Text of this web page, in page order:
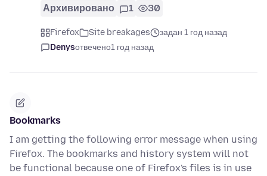
Архивировано 1 30
Firefox Site breakages
задан 1 год назад
Denysотвечено1 год назад
Bookmarks
I am getting the following error message when using
Firefox. The bookmarks and history system will not
be functional because one of Firefox's files is in use